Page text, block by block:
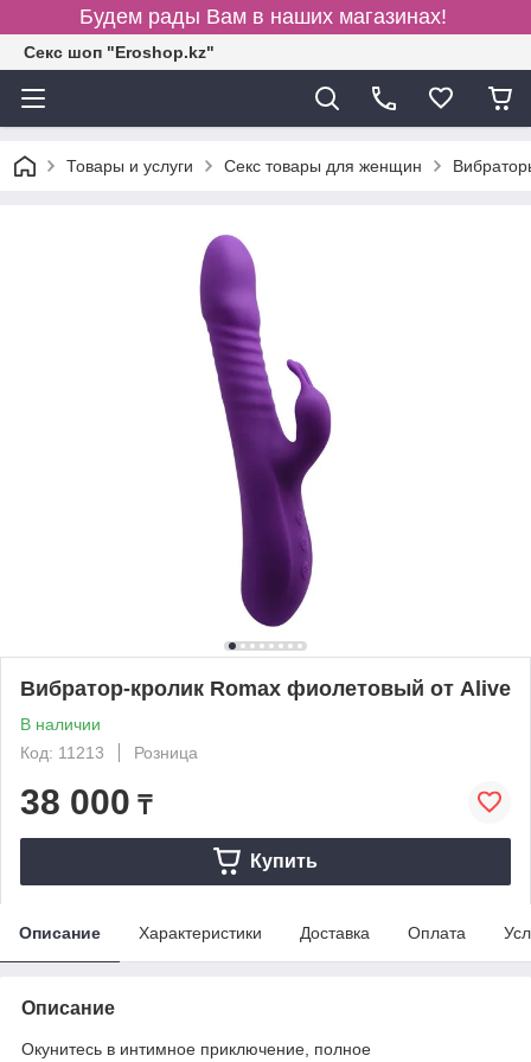
Будем рады Вам в наших магазинах!
Секс шоп "Eroshop.kz"
Товары и услуги Секс товары для женщин
Вибратор-кролик Romax фиолетовый от Alive
В наличии
Код: 11213
Розница
38 000 ₸
Купить
Описание Характеристики Доставка Оплата
Описание
Окунитесь в интимное приключение, полное